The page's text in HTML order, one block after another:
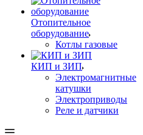
Отопительное
оборудование
Котлы газовые
КИП и ЗИП
Электромагнитные
катушки
Электроприводы
Реле и датчики